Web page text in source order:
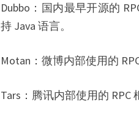
Dubbo：国内最早开源的
持 Java 语言。
Motan：微博内部使用的
Tars：腾讯内部使用的 RPC